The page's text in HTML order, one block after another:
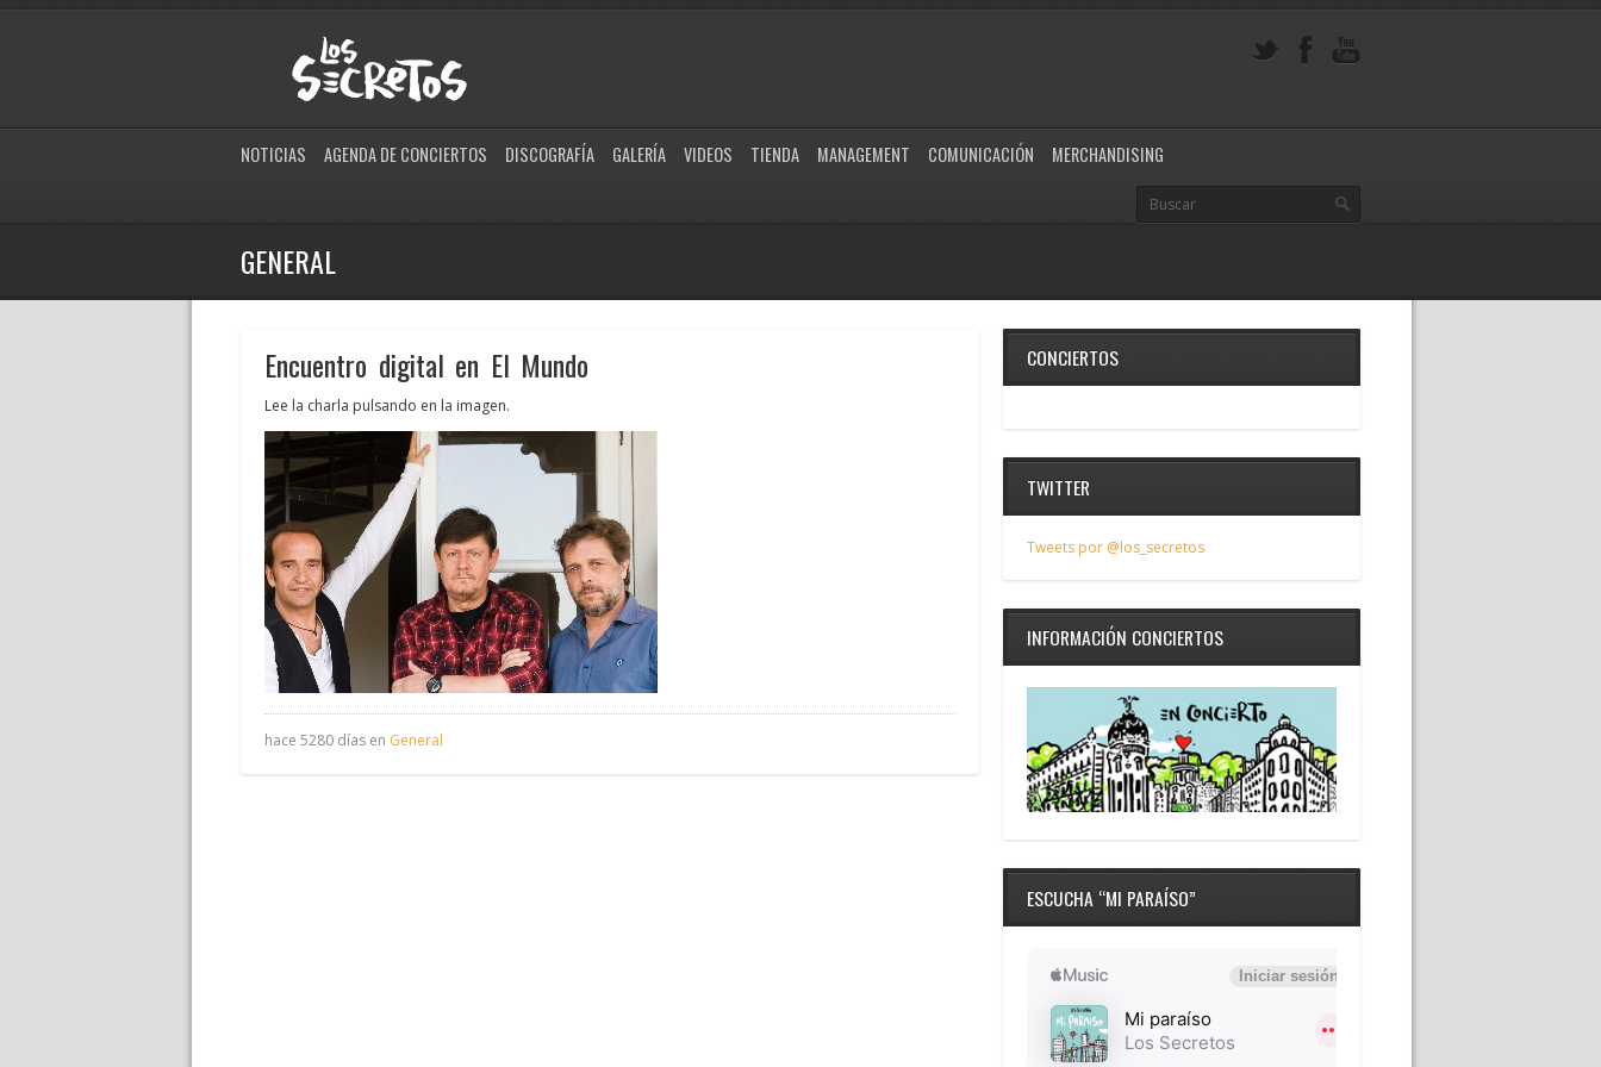
NOTICIAS AGENDA DE CONCIERTOS DISCOGRAFÍA GALERÍA VIDEOS TIENDA MANAGEMENT COMUNICACIÓN MERCHANDISING
GENERAL
Encuentro digital en El Mundo
Lee la charla pulsando en la imagen.
hace 5280 días en General
CONCIERTOS
TWITTER
Tweets por @los_secretos
INFORMACIÓN CONCIERTOS
ESCUCHA “MI PARAÍSO”